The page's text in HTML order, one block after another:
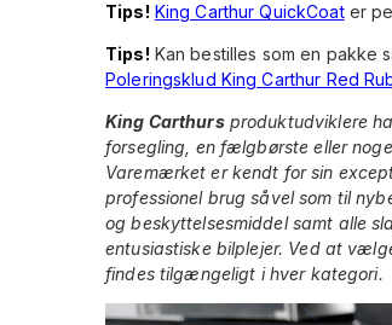
Tips! King Carthur QuickCoater
Tips! Kan bestilles som en pakke
Poleringsklud King Carthur Red
King Carthursproduktudviklere
forsegling, en fælgbørste eller
Varemærket er kendt for sin
professionel brug såvel som til
og beskyttelsesmiddel samt alle
entusiastiske bilplejer. Ved at
findes tilgængeligt i hver kategori.